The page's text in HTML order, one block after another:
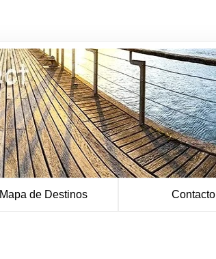
Mapa de Destinos Contacto